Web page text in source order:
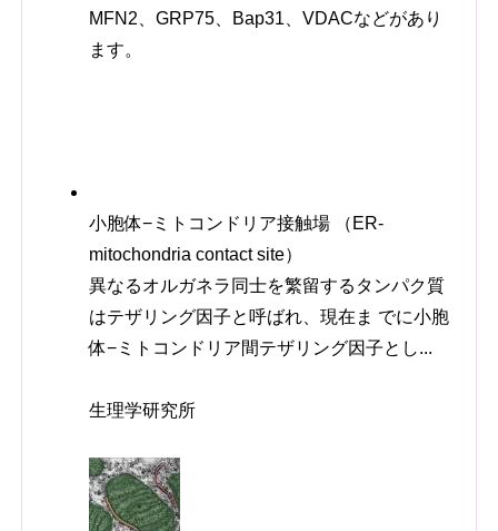
MFN2、GRP75、Bap31、VDACなどがあり
ます。
小胞体−ミトコンドリア接触場 （ER-
mitochondria contact site）
異なるオルガネラ同士を繁留するタンパク質
はテザリング因子と呼ばれ、現在ま でに小胞
体−ミトコンドリア間テザリング因子とし...
生理学研究所